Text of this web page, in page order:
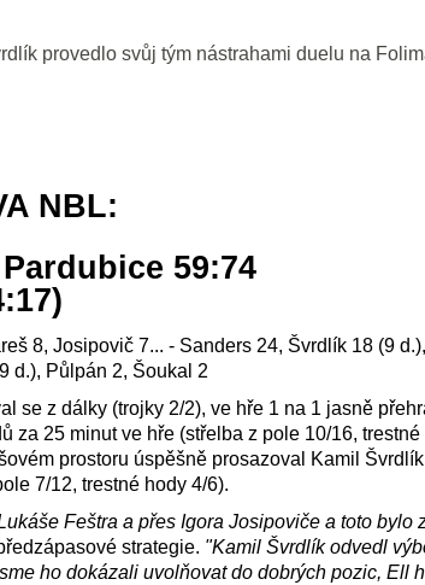
provedlo svůj tým nástrahami duelu na
NBL:
59:74
8, Josipovič 7... - Sanders 24, Švrdlík 18 (9
d.), Půlpán 2, Šoukal 2
se z dálky (trojky 2/2), ve hře 1 na 1 jasně
za 25 minut ve hře (střelba z pole 10/16,
prostoru úspěšně prosazoval Kamil
7/12, trestné hody 4/6).
Feštra a přes Igora Josipoviče a toto bylo
strategie. "Kamil Švrdlík odvedl
ho dokázali uvolňovat do dobrých pozic, Ell